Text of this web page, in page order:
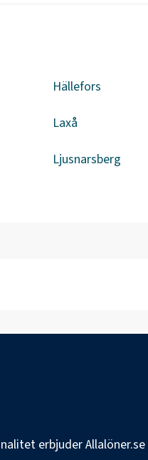
Hällefors
Laxå
Ljusnarsberg
erbjuder